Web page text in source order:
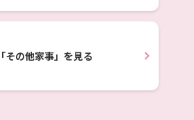
「その他家事」を見る